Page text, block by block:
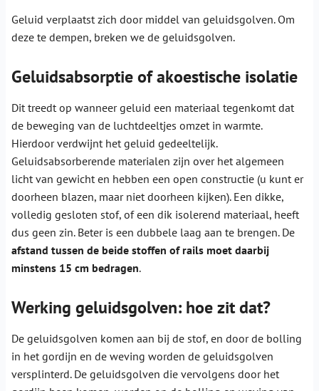
Geluid verplaatst zich door middel van geluidsgolven. Om
deze te dempen, breken we de geluidsgolven.
Geluidsabsorptie of akoestische isolatie
Dit treedt op wanneer geluid een materiaal tegenkomt dat
de beweging van de luchtdeeltjes omzet in warmte.
Hierdoor verdwijnt het geluid gedeeltelijk.
Geluidsabsorberende materialen zijn over het algemeen
licht van gewicht en hebben een open constructie (u kunt er
doorheen blazen, maar niet doorheen kijken). Een dikke,
volledig gesloten stof, of een dik isolerend materiaal, heeft
dus geen zin. Beter is een dubbele laag aan te brengen. De
afstand tussen de beide stoffen of rails moet daarbij
minstens 15 cm bedragen.
Werking geluidsgolven: hoe zit dat?
De geluidsgolven komen aan bij de stof, en door de bolling
in het gordijn en de weving worden de geluidsgolven
versplinterd. De geluidsgolven die vervolgens door het